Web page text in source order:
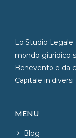
Lo Studio
mondo giuridico
Benevento e da
Capitale in
MENU
Blog